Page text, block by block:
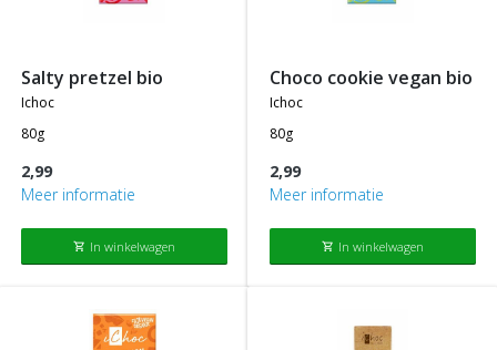
salty pretzel bio
ichoc
80g
2,99
Meer informatie
shopping_cart In winkelwagen
choco cookie vegan bio
ichoc
80g
2,99
Meer informatie
shopping_cart In winkelwagen